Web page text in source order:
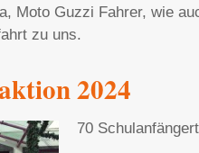
Moto Guzzi Fahrer, wie
zu uns.
2024
70